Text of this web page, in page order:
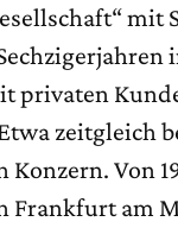
mit
privaten
zeitgleich
Von
Frankfurt am